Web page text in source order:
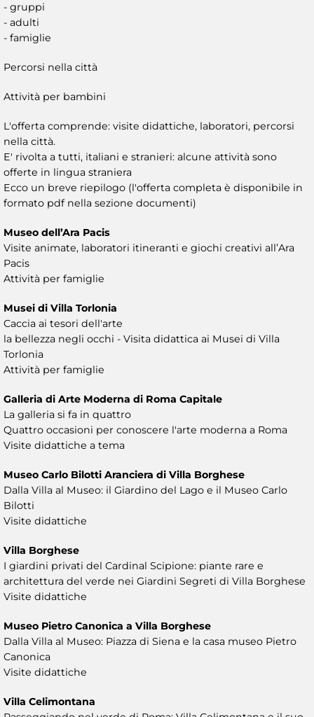
- gruppi
- adulti
- famiglie
Percorsi nella città
Attività per bambini
L'offerta comprende: visite didattiche, laboratori, percorsi
nella città.
E' rivolta a tutti, italiani e stranieri: alcune attività sono
offerte in lingua straniera
Ecco un breve riepilogo (l'offerta completa è disponibile in
formato pdf nella sezione documenti)
Museo dell’Ara Pacis
Visite animate, laboratori itineranti e giochi creativi all’Ara
Pacis
Attività per famiglie
Musei di Villa Torlonia
Caccia ai tesori dell'arte
la bellezza negli occhi - Visita didattica ai Musei di Villa
Torlonia
Attività per famiglie
Galleria di Arte Moderna di Roma Capitale
La galleria si fa in quattro
Quattro occasioni per conoscere l'arte moderna a Roma
Visite didattiche a tema
Museo Carlo Bilotti Aranciera di Villa Borghese
Dalla Villa al Museo: il Giardino del Lago e il Museo Carlo
Bilotti
Visite didattiche
Villa Borghese
I giardini privati del Cardinal Scipione: piante rare e
architettura del verde nei Giardini Segreti di Villa Borghese
Visite didattiche
Museo Pietro Canonica a Villa Borghese
Dalla Villa al Museo: Piazza di Siena e la casa museo Pietro
Canonica
Visite didattiche
Villa Celimontana